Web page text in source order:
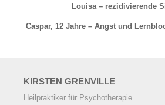
Louisa – rezidivierende
Caspar, 12 Jahre – Angst und
KIRSTEN GRENVILLE
Heilpraktiker für Psychotherapie